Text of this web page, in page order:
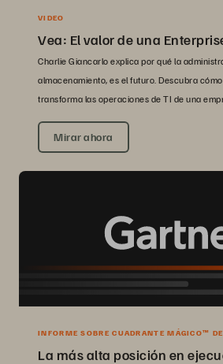
VIDEO
Vea: El valor de una
Charlie Giancarlo explica por qué la
almacenamiento, es el futuro. Descubra
transforma las operaciones de TI de una
Mirar ahora
INFORME SOBRE CUADRANTE MÁGICO™
La más alta posición en